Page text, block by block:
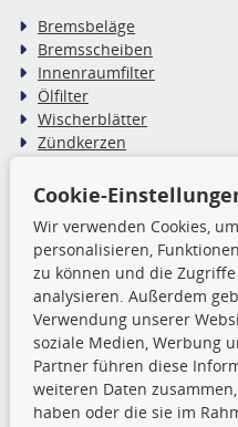
Bremsbeläge
Bremsscheiben
Innenraumfilter
Ölfilter
Wischerblätter
Zündkerzen
TecDoc Inside
Die
unterlassen, die Daten oder
vorherige Zustimmung
verbreiten und/oder diese
zu lassen. Ein
Urheberrechtsverletzung
Cookie-
Wir verwenden Cookies,
personalisieren,
zu können und die
analysieren. Außerdem
Verwendung unserer
soziale Medien, Werbung
Partner führen diese
weiteren Daten
haben oder die sie im